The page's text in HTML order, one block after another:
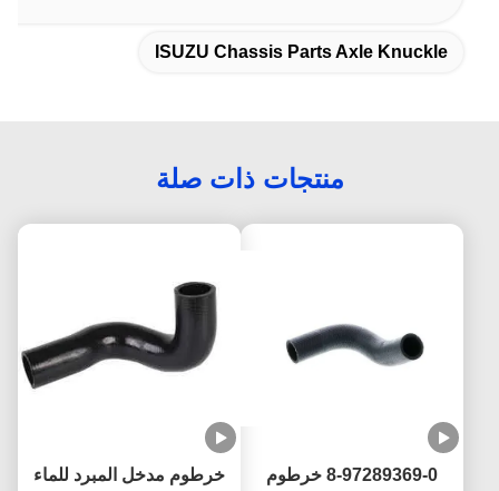
ISUZU Chassis Parts Axle Knuckle
منتجات ذات صلة
8-97289369-0 خرطوم
خرطوم مدخل المبرد للماء